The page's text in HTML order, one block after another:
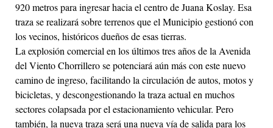
920 metros para ingresar hacia el centro de Juana Koslay. Esa
traza se realizará sobre terrenos que el Municipio gestionó con
los vecinos, históricos dueños de esas tierras.
La explosión comercial en los últimos tres años de la Avenida
del Viento Chorrillero se potenciará aún más con este nuevo
camino de ingreso, facilitando la circulación de autos, motos y
bicicletas, y descongestionando la traza actual en muchos
sectores colapsada por el estacionamiento vehicular. Pero
también, la nueva traza será una nueva vía de salida para los